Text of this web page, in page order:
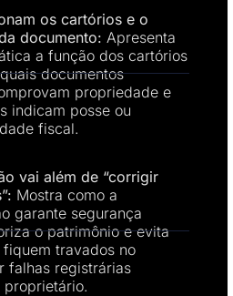
os cartórios e o
documento: Apresenta
a função dos cartórios
documentos
propriedade e
indicam posse ou
fiscal.
vai além de “corrigir
Mostra como a
garante segurança
o patrimônio e evita
travados no
falhas registrárias
proprietário.